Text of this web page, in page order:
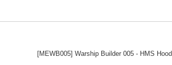
[MEWB005] Warship Builder 005 - HMS Hood